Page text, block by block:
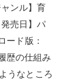
ンル】育
売日】パ
ード版：
歴の仕組み
うなところ